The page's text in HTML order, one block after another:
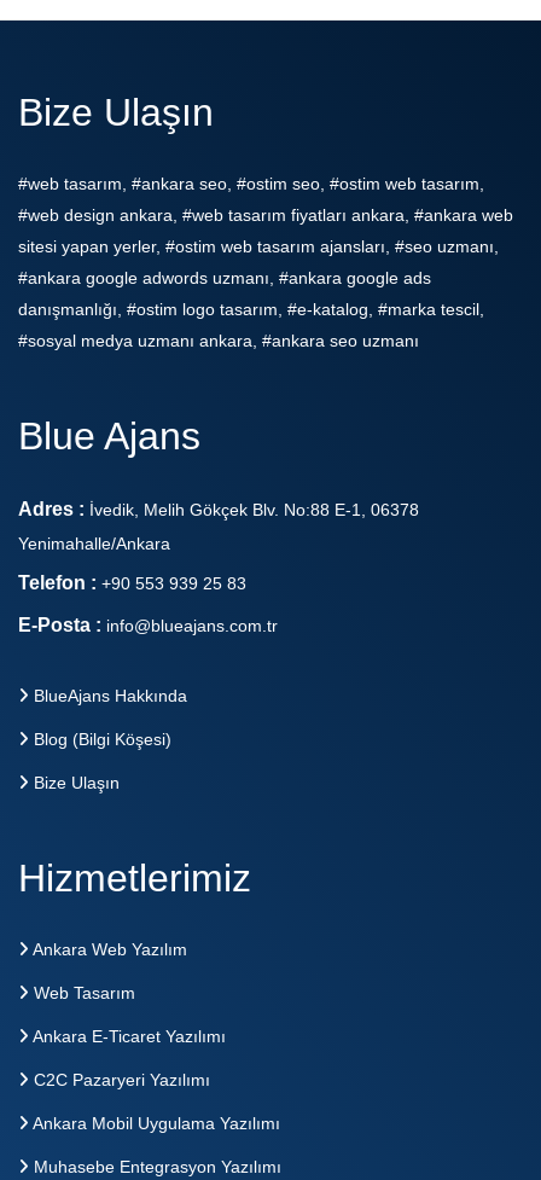
Bize Ulaşın
#web tasarım, #ankara seo, #ostim seo, #ostim web tasarım,
#web design ankara, #web tasarım fiyatları ankara, #ankara web
sitesi yapan yerler, #ostim web tasarım ajansları, #seo uzmanı,
#ankara google adwords uzmanı, #ankara google ads
danışmanlığı, #ostim logo tasarım, #e-katalog, #marka tescil,
#sosyal medya uzmanı ankara, #ankara seo uzmanı
Blue Ajans
Adres : İvedik, Melih Gökçek Blv. No:88 E-1, 06378
Yenimahalle/Ankara
Telefon : +90 553 939 25 83
E-Posta : info@blueajans.com.tr
BlueAjans Hakkında
Blog (Bilgi Köşesi)
Bize Ulaşın
Hizmetlerimiz
Ankara Web Yazılım
Web Tasarım
Ankara E-Ticaret Yazılımı
C2C Pazaryeri Yazılımı
Ankara Mobil Uygulama Yazılımı
Muhasebe Entegrasyon Yazılımı